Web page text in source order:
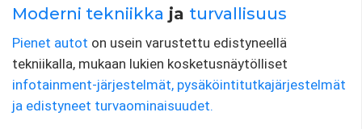
Moderni tekniikka ja turvallisuus
Pienet autot on usein varustettu edistyneellä
tekniikalla, mukaan lukien kosketusnäytölliset
infotainment-järjestelmät, pysäköintitutkajärjestelmät
ja edistyneet turvaominaisuudet.